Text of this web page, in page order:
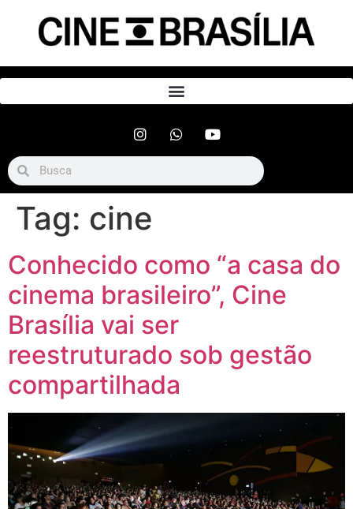
Tag: cine
Conhecido como “a casa do
cinema brasileiro”, Cine
Brasília vai ser
reestruturado sob gestão
compartilhada